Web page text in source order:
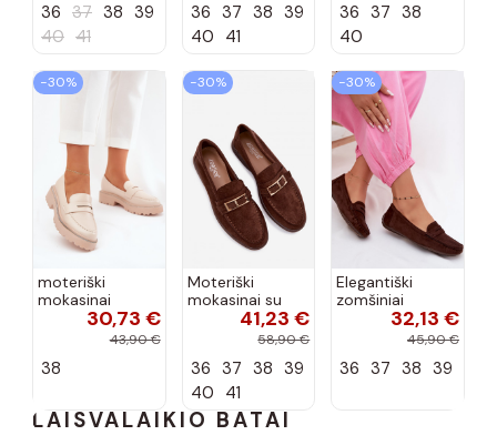
36 37 38 39
40 41
auksinėmis
detalėmis Brenis
36 37 38 39
40 41
spalvos, Teressa
36 37 38
40
−30%
moteriški
mokasinai
dirbtinės odos
su tviskančiomis
spalvos INilamla
30,73 €
43,90 €
38
−30%
Moteriški
mokasinai su
sagtimis41,23 €
58,90 €
36 37 38 39
40 41
−30%
Elegantiški
zomšiniai
mokasinai32,13 €
45,90 €
36 37 38 39
LAISVALAIKIO BATAI